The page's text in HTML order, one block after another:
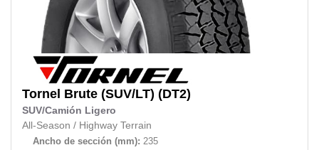
Tornel Brute (SUV/LT) (DT2)
SUV/Camión Ligero
All-Season / Highway Terrain
Ancho de sección (mm): 235